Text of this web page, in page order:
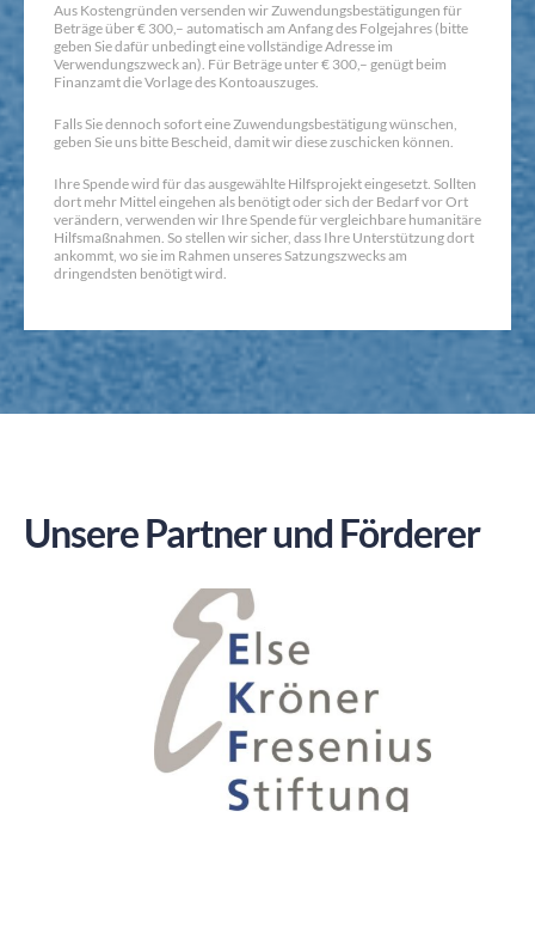
Aus Kostengründen versenden wir Zuwendungsbestätigungen für
Beträge über € 300,– automatisch am Anfang des Folgejahres (bitte
geben Sie dafür unbedingt eine vollständige Adresse im
Verwendungszweck an). Für Beträge unter € 300,– genügt beim
Finanzamt die Vorlage des Kontoauszuges.
Falls Sie dennoch sofort eine Zuwendungsbestätigung wünschen,
geben Sie uns bitte Bescheid, damit wir diese zuschicken können.
Ihre Spende wird für das ausgewählte Hilfsprojekt eingesetzt. Sollten
dort mehr Mittel eingehen als benötigt oder sich der Bedarf vor Ort
verändern, verwenden wir Ihre Spende für vergleichbare humanitäre
Hilfsmaßnahmen. So stellen wir sicher, dass Ihre Unterstützung dort
ankommt, wo sie im Rahmen unseres Satzungszwecks am
dringendsten benötigt wird.
Unsere Partner und Förderer